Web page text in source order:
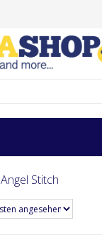
Stitch